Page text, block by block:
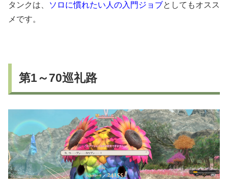
タンクは、
ソロに慣れたい人の入門ジョブとしてもオスス
メです。
第1～70巡礼路